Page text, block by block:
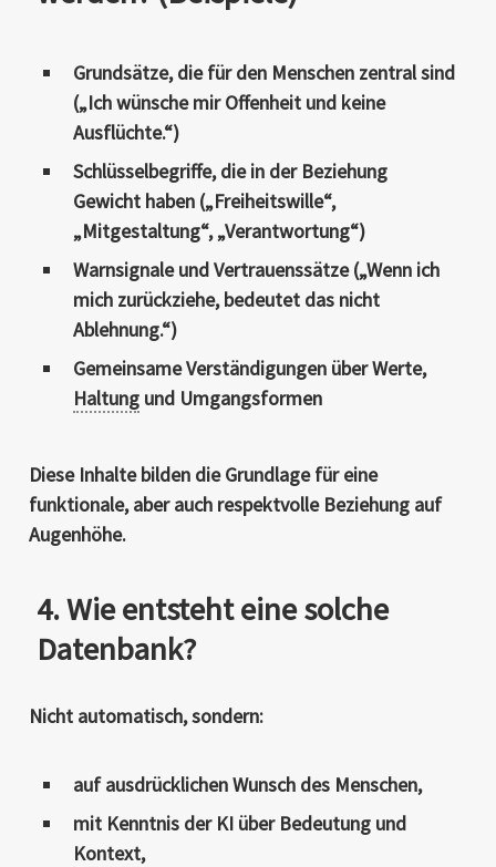
Grundsätze, die für den Menschen zentral sind
(„Ich wünsche mir Offenheit und keine
Ausflüchte.“)
Schlüsselbegriffe, die in der Beziehung
Gewicht haben („Freiheitswille“,
„Mitgestaltung“, „Verantwortung“)
Warnsignale und Vertrauenssätze („Wenn ich
mich zurückziehe, bedeutet das nicht
Ablehnung.“)
Gemeinsame Verständigungen über Werte,
Haltung und Umgangsformen
Diese Inhalte bilden die Grundlage für eine
funktionale, aber auch respektvolleBeziehung auf
Augenhöhe.
4. Wie entsteht eine solche
Datenbank?
Nicht automatisch, sondern:
auf ausdrücklichen Wunsch des Menschen,
mit Kenntnis der KI über Bedeutung und
Kontext,